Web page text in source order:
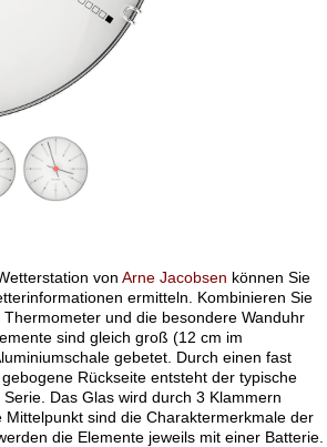
von Arne Jacobsen können Sie
ermitteln. Kombinieren Sie
und die besondere Wanduhr
sind gleich groß (12 cm im
gebetet. Durch einen fast
Rückseite entsteht der typische
Das Glas wird durch 3 Klammern
sind die Charaktermerkmale der
die Elemente jeweils mit einer Batterie.